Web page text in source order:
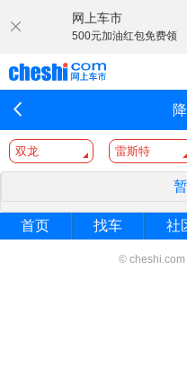
网上车市
500元加油红包免费领
双龙 雷斯特
首页 找车 社
© cheshi.com